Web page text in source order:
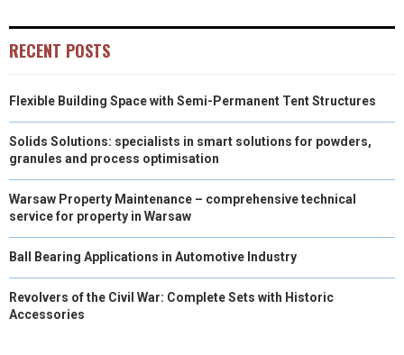
RECENT POSTS
Flexible Building Space with Semi-Permanent Tent Structures
Solids Solutions: specialists in smart solutions for powders,
granules and process optimisation
Warsaw Property Maintenance – comprehensive technical
service for property in Warsaw
Ball Bearing Applications in Automotive Industry
Revolvers of the Civil War: Complete Sets with Historic
Accessories